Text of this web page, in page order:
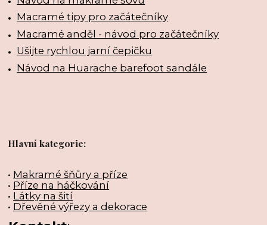
Macramé tipy pro začátečníky
Macramé anděl - návod pro začátečníky
Ušijte rychlou jarní čepičku
Návod na Huarache barefoot sandále
Hlavní kategorie:
• Makramé šňůry a příze
• Příze na háčkování
• Látky na šití
• Dřevěné výřezy a dekorace